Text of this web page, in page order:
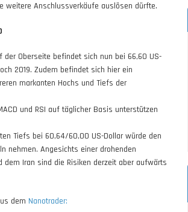
weitere Anschlussverkäufe auslösen dürfte.
der Oberseite befindet sich nun bei 66,60 US-
2019. Zudem befindet sich hier ein
markanten Hochs und Tiefs der
und RSI auf täglicher Basis unterstützen
Tiefs bei 60,64/60,00 US-Dollar würde den
nehmen. Angesichts einer drohenden
dem Iran sind die Risiken derzeit aber aufwärts
dem Nanotrader: